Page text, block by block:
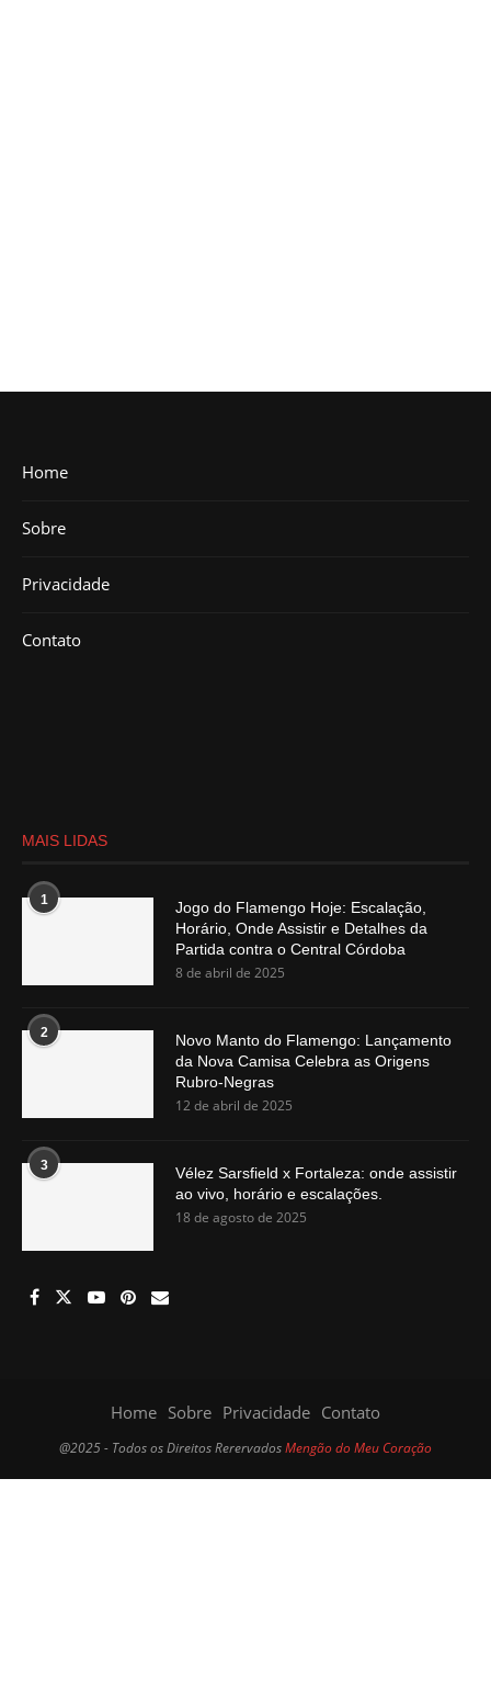
Home
Sobre
Privacidade
Contato
MAIS LIDAS
1
Jogo do Flamengo Hoje: Escalação,
Horário, Onde Assistir e Detalhes da
Partida contra o Central Córdoba
8 de abril de 2025
2
Novo Manto do Flamengo: Lançamento
da Nova Camisa Celebra as Origens
Rubro-Negras
12 de abril de 2025
3
Vélez Sarsfield x Fortaleza: onde assistir
ao vivo, horário e escalações.
18 de agosto de 2025
Home Sobre Privacidade Contato
@2025 - Todos os Direitos RerervadosMengão do Meu Coração